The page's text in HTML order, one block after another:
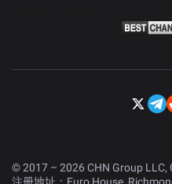
© 2017 – 2026 CHN Group LLC,